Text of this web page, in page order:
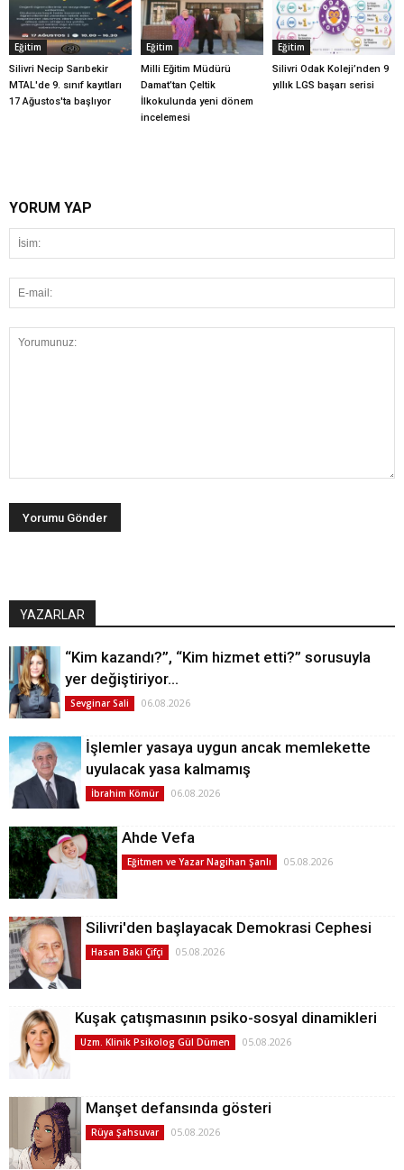
Eğitim
Silivri Necip Sarıbekir
MTAL'de 9. sınıf kayıtları
17 Ağustos'ta başlıyor
Eğitim
Milli Eğitim Müdürü
Damat’tan Çeltik
İlkokulunda yeni dönem
incelemesi
Eğitim
Silivri Odak Koleji’nden 9
yıllık LGS başarı serisi
YORUM YAP
YAZARLAR
“Kim kazandı?”, “Kim hizmet etti?” sorusuyla
yer değiştiriyor…
Sevginar Sali 06.08.2026
İşlemler yasaya uygun ancak memlekette
uyulacak yasa kalmamış
İbrahim Kömür 06.08.2026
Ahde Vefa
Eğitmen ve Yazar Nagihan Şanlı 05.08.2026
Silivri'den başlayacak Demokrasi Cephesi
Hasan Baki Çifçi 05.08.2026
Kuşak çatışmasının psiko-sosyal dinamikleri
Uzm. Klinik Psikolog Gül Dümen 05.08.2026
Manşet defansında gösteri
Rüya Şahsuvar 05.08.2026